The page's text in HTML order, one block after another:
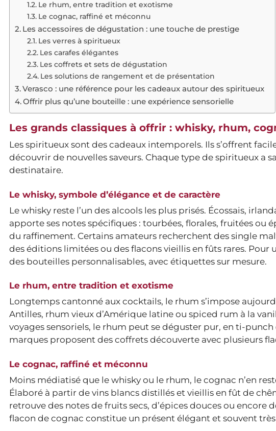
Le rhum, entre tradition et exotisme
Le cognac, raffiné et méconnu
Les accessoires de dégustation : une touche de prestige
Les verres à spiritueux
Les carafes élégantes
Les coffrets et sets de dégustation
Les solutions de rangement et de présentation
Verasco : une référence pour les cadeaux autour des spiritueux
Offrir plus qu’une bouteille : une expérience sensorielle
Les grands classiques à offrir : whisky, rhum,
Les spiritueux sont des cadeaux intemporels. Ils s’offrent
découvrir de nouvelles saveurs. Chaque type de spiritueux
destinataire.
Le whisky, symbole d’élégance et de caractère
Le whisky reste l’un des alcools les plus prisés. Écossais,
apporte ses notes spécifiques : tourbées, florales, fruitées ou
du raffinement. Certains amateurs recherchent des single
des éditions limitées ou des flacons vieillis en fûts rares.
des bouteilles personnalisables, avec étiquettes sur mesure.
Le rhum, entre tradition et exotisme
Longtemps cantonné aux cocktails, le rhum s’impose
Antilles, rhum vieux d’Amérique latine ou spiced rum à la
voyages sensoriels, le rhum peut se déguster pur, en ti-
marques proposent des coffrets découverte avec plusieurs
Le cognac, raffiné et méconnu
Moins médiatisé que le whisky ou le rhum, le cognac n’en
Élaboré à partir de vins blancs distillés et vieillis en fût de
retrouve des notes de fruits secs, d’épices douces ou encore
flacon de cognac constitue un présent élégant et souvent